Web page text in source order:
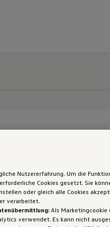
Nutzererfahrung. Um die
Cookies gesetzt. Sie
oder gleich alle Cookies
verarbeitet.
Als Marketingcookie
verwendet. Es kann nicht